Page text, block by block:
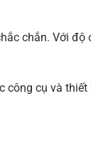
chắn. Với độ
công cụ và